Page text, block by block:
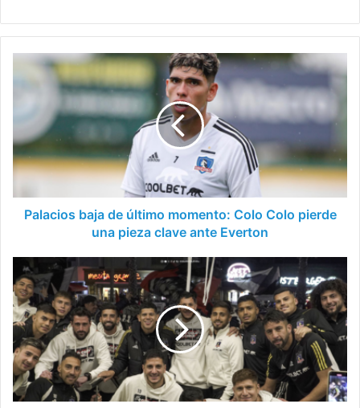
Palacios
baja
último
momento:
Colo
Colo
pierde
una
pieza
Palacios baja de último momento: Colo Colo pierde
una pieza clave ante Everton
Colo
Colo
vs
Everton:
Esta
es
la
sorpresiva
lista